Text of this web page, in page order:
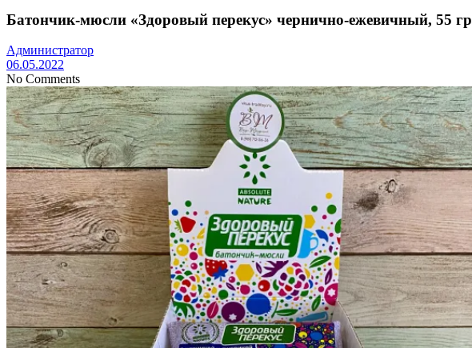
Батончик-мюсли «Здоровый перекус» чернично-ежевичный, 55 гр
Администратор
06.05.2022
No Comments